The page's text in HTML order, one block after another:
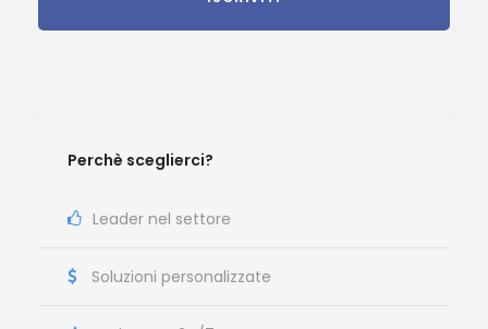
Perchè sceglierci?
Leader nel settore
Soluzioni personalizzate